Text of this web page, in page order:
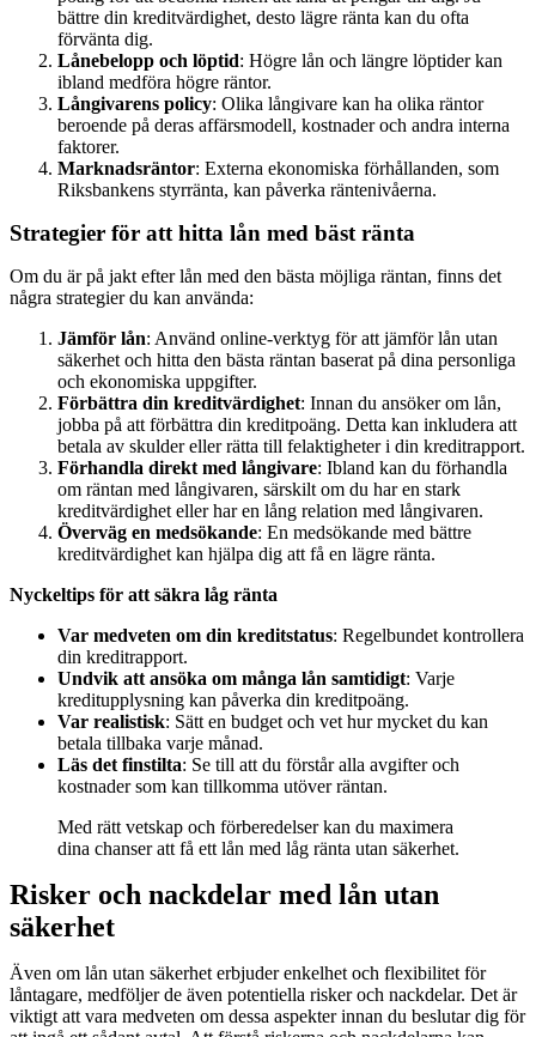
bättre din kreditvärdighet, desto lägre ränta kan du ofta
förvänta dig.
Lånebelopp och löptid: Högre lån och längre löptider kan
ibland medföra högre räntor.
Långivarens policy: Olika långivare kan ha olika räntor
beroende på deras affärsmodell, kostnader och andra interna
faktorer.
Marknadsräntor: Externa ekonomiska förhållanden, som
Riksbankens styrränta, kan påverka räntenivåerna.
Strategier för att hitta lån med bäst ränta
Om du är på jakt efter lån med den bästa möjliga räntan, finns det
några strategier du kan använda:
Jämför lån: Använd online-verktyg för att jämför lån utan
säkerhet och hitta den bästa räntan baserat på dina personliga
och ekonomiska uppgifter.
Förbättra din kreditvärdighet: Innan du ansöker om lån,
jobba på att förbättra din kreditpoäng. Detta kan inkludera att
betala av skulder eller rätta till felaktigheter i din kreditrapport.
Förhandla direkt med långivare: Ibland kan du förhandla
om räntan med långivaren, särskilt om du har en stark
kreditvärdighet eller har en lång relation med långivaren.
Överväg en medsökande: En medsökande med bättre
kreditvärdighet kan hjälpa dig att få en lägre ränta.
Nyckeltips för att säkra låg ränta
Var medveten om din kreditstatus: Regelbundet kontrollera
din kreditrapport.
Undvik att ansöka om många lån samtidigt: Varje
kreditupplysning kan påverka din kreditpoäng.
Var realistisk: Sätt en budget och vet hur mycket du kan
betala tillbaka varje månad.
Läs det finstilta: Se till att du förstår alla avgifter och
kostnader som kan tillkomma utöver räntan.
Med rätt vetskap och förberedelser kan du maximera
dina chanser att få ett lån med låg ränta utan säkerhet.
Risker och nackdelar med lån utan
säkerhet
Även om lån utan säkerhet erbjuder enkelhet och flexibilitet för
låntagare, medföljer de även potentiella risker och nackdelar. Det är
viktigt att vara medveten om dessa aspekter innan du beslutar dig för